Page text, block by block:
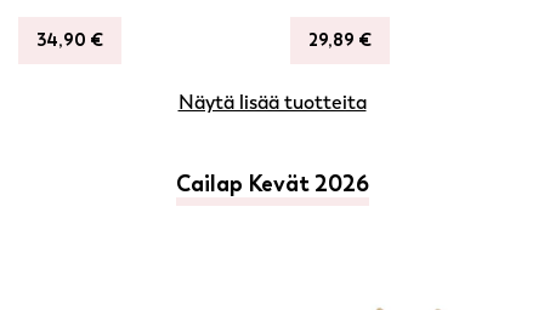
34,90 € 29,89 €
Näytä lisää tuotteita
Cailap Kevät 2026